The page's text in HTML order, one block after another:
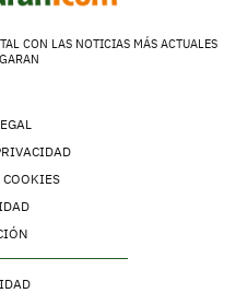
CON LAS NOTICIAS MÁS ACTUALES